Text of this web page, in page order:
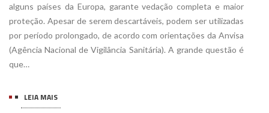
alguns países da Europa, garante vedação completa e maior
proteção. Apesar de serem descartáveis, podem ser utilizadas
por período prolongado, de acordo com orientações da Anvisa
(Agência Nacional de Vigilância Sanitária). A grande questão é
que…
LEIA MAIS